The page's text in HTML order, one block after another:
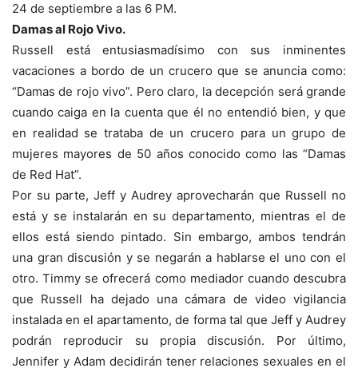
24 de septiembre a las 6 PM.
Damas al Rojo Vivo.
Russell está entusiasmadísimo con sus inminentes
vacaciones a bordo de un crucero que se anuncia como:
“Damas de rojo vivo”. Pero claro, la decepción será grande
cuando caiga en la cuenta que él no entendió bien, y que
en realidad se trataba de un crucero para un grupo de
mujeres mayores de 50 años conocido como las “Damas
de Red Hat”.
Por su parte, Jeff y Audrey aprovecharán que Russell no
está y se instalarán en su departamento, mientras el de
ellos está siendo pintado. Sin embargo, ambos tendrán
una gran discusión y se negarán a hablarse el uno con el
otro. Timmy se ofrecerá como mediador cuando descubra
que Russell ha dejado una cámara de video vigilancia
instalada en el apartamento, de forma tal que Jeff y Audrey
podrán reproducir su propia discusión. Por último,
Jennifer y Adam decidirán tener relaciones sexuales en el